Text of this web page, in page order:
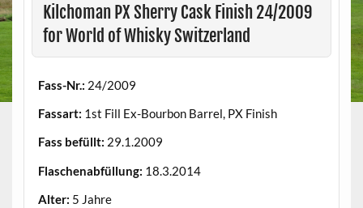
Kilchoman PX Sherry Cask Finish 24/2009
for World of Whisky Switzerland
Fass-Nr.: 24/2009
Fassart: 1st Fill Ex-Bourbon Barrel, PX Finish
Fass befüllt: 29.1.2009
Flaschenabfüllung: 18.3.2014
Alter: 5 Jahre